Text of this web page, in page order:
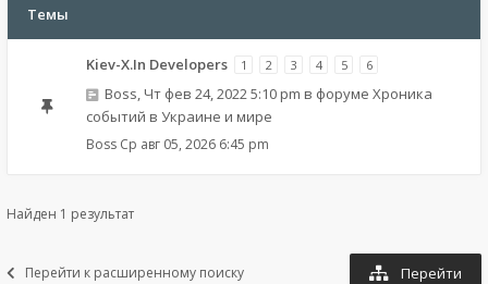
Темы
Kiev-X.In Developers 1 2 3 4 5 6
Boss, Чт фев 24, 2022 5:10 pm в форуме Хроника
событий в Украине и мире
Boss Ср авг 05, 2026 6:45 pm
Найден 1 результат
Перейти к расширенному поиску Перейти